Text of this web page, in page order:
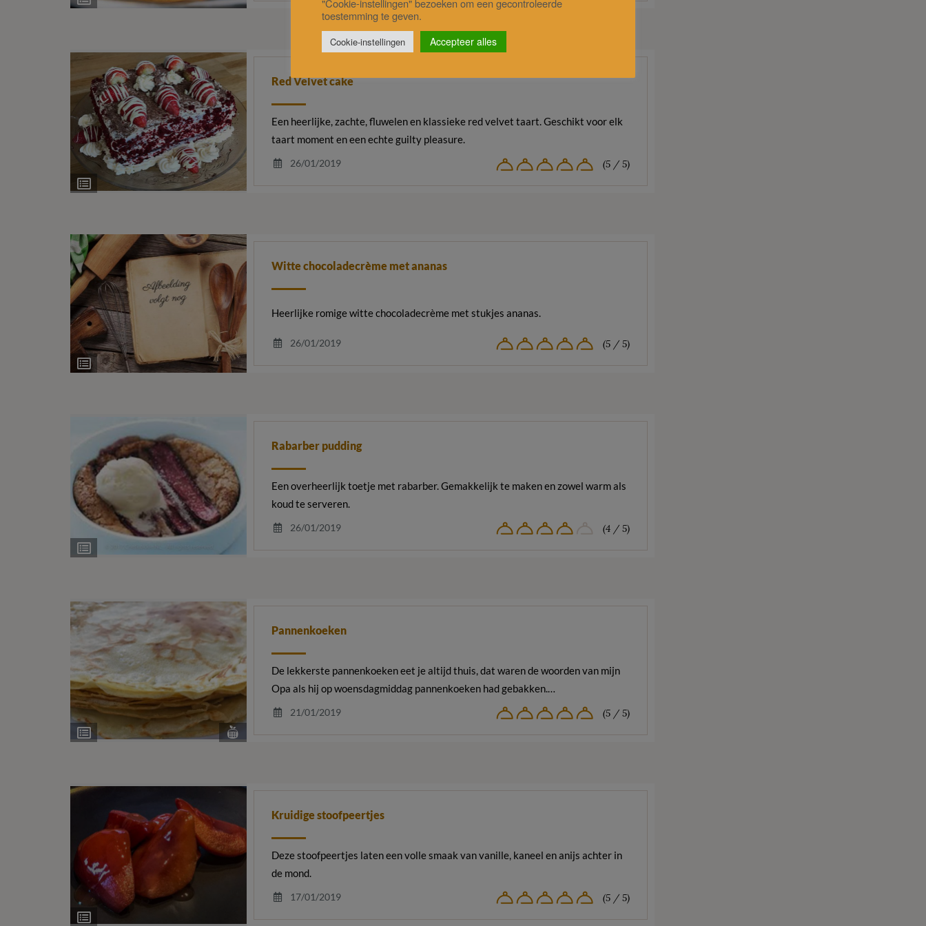
Ingrediëntenlijst
Red Velvet cake
Een heerlijke, zachte, fluwelen en klassieke red velvet taart. Geschikt voor elk
taart moment en een echte guilty pleasure.
26/01/2019 (5 / 5)
Ingrediëntenlijst
Witte chocoladecrème met ananas
Heerlijke romige witte chocoladecrème met stukjes ananas.
26/01/2019 (5 / 5)
Ingrediëntenlijst
Rabarber pudding
Een overheerlijk toetje met rabarber. Gemakkelijk te maken en zowel warm als
koud te serveren.
26/01/2019 (4 / 5)
Ingrediëntenlijst
voedingsstoffen
Pannenkoeken
De lekkerste pannenkoeken eet je altijd thuis, dat waren de woorden van mijn
Opa als hij op woensdagmiddag pannenkoeken had gebakken.…
21/01/2019 (5 / 5)
Ingrediëntenlijst
Kruidige stoofpeertjes
Deze stoofpeertjes laten een volle smaak van vanille, kaneel en anijs achter in
de mond.
17/01/2019 (5 / 5)
toestemming te geven.
Cookie-instellingen Accepteer alles